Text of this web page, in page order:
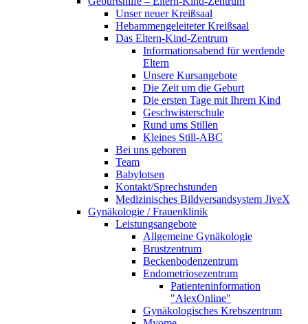
Unser neuer Kreißsaal
Hebammengeleiteter Kreißsaal
Das Eltern-Kind-Zentrum
Informationsabend für werdende
Eltern
Unsere Kursangebote
Die Zeit um die Geburt
Die ersten Tage mit Ihrem Kind
Geschwisterschule
Rund ums Stillen
Kleines Still-ABC
Bei uns geboren
Team
Babylotsen
Kontakt/Sprechstunden
Medizinisches Bildversandsystem JiveX
Gynäkologie / Frauenklinik
Leistungsangebote
Allgemeine Gynäkologie
Brustzentrum
Beckenbodenzentrum
Endometriosezentrum
Patienteninformation
"AlexOnline"
Gynäkologisches Krebszentrum